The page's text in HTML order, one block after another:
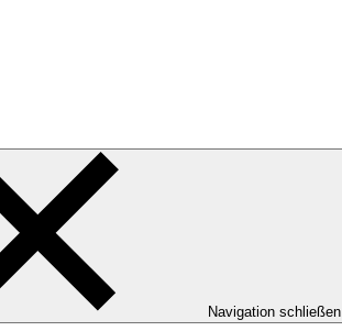
Navigation schließen